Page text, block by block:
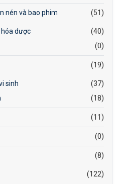
nén và bao phim (51)
dược
(40)
(0)
(19)
sinh
(37)
(18)
(11)
(0)
(8)
(122)